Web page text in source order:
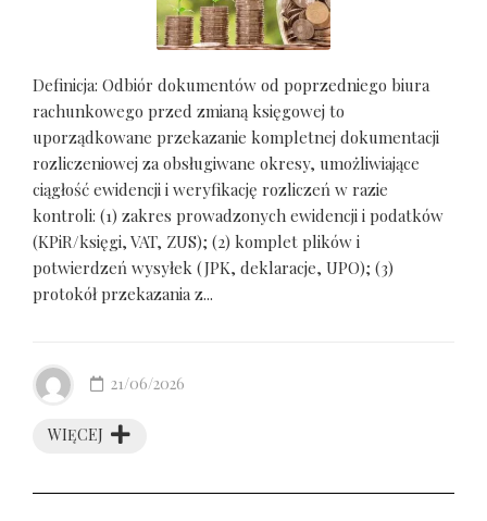
Definicja: Odbiór dokumentów od poprzedniego biura
rachunkowego przed zmianą księgowej to
uporządkowane przekazanie kompletnej dokumentacji
rozliczeniowej za obsługiwane okresy, umożliwiające
ciągłość ewidencji i weryfikację rozliczeń w razie
kontroli: (1) zakres prowadzonych ewidencji i podatków
(KPiR/księgi, VAT, ZUS); (2) komplet plików i
potwierdzeń wysyłek (JPK, deklaracje, UPO); (3)
protokół przekazania z...
WIĘCEJ
21/06/2026